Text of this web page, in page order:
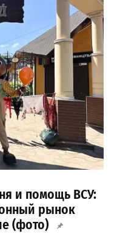
и помощь ВСУ:
рынок
(фото)